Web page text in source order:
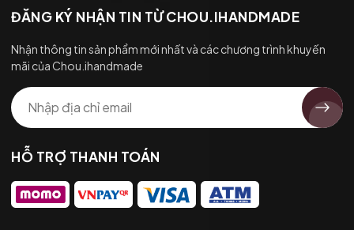
ĐĂNG KÝ NHẬN TIN TỪ CHOU.IHANDMADE
Nhận thông tin sản phẩm mới nhất và các chương trình khuyến
mãi của Chou.ihandmade
HỖ TRỢ THANH TOÁN